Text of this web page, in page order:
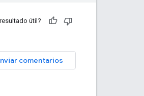
útil?
comentarios